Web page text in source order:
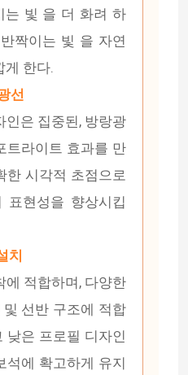
는 빛 을 더 화려 하
짝이는 빛 을 자연
한다.
선
인은 집중된, 방랑광
트라이트 효과를 만
한 시각적 초점으로
표현성을 향상시킵
치
에 적합하며, 다양한
선반 구조에 적합
낮은 프로필 디자인
석에 확고하게 유지